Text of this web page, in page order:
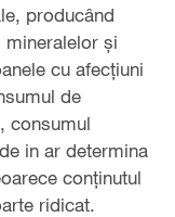
producând
mineralelor și
cu afecțiuni
de
consumul
in ar determina
conținutul
ridicat.